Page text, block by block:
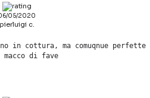
05/2020
pierluigi c.
in cottura, ma comuqnue perfette
di fave